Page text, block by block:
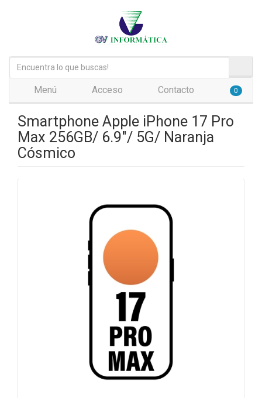
Menú Acceso Contacto 0
Smartphone Apple iPhone 17 Pro
Max 256GB/ 6.9"/ 5G/ Naranja
Cósmico